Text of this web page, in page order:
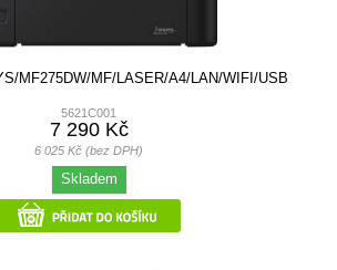
MF275DW/MF/LASER/A4/LAN/WIFI/USB
5621C001
7 290 Kč
6 025 Kč (bez DPH)
Skladem